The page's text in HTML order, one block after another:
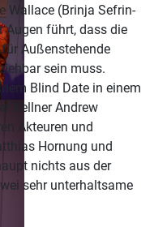
Wallace (Brinja Sefrin-
Augen führt, dass die
Außenstehende
sein muss.
Blind Date in einem
Kellner Andrew
Akteuren und
Hornung und
nichts aus der
sehr unterhaltsame